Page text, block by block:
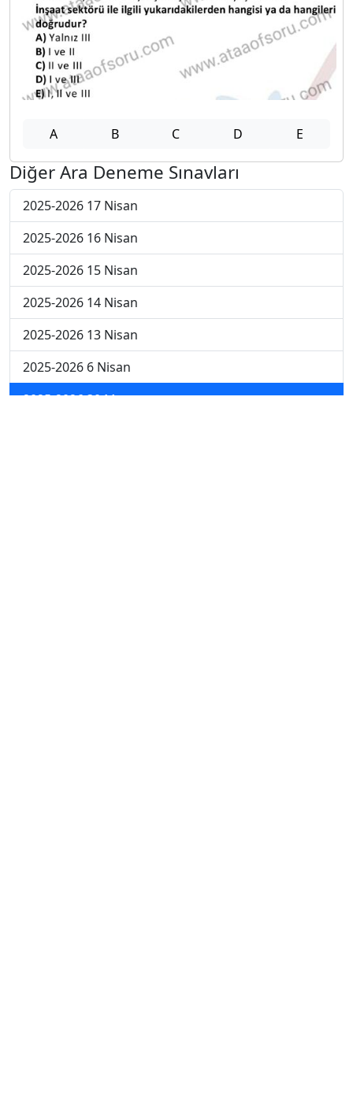
A B C D E
Diğer Ara Deneme Sınavları
2025-2026 17 Nisan
2025-2026 16 Nisan
2025-2026 15 Nisan
2025-2026 14 Nisan
2025-2026 13 Nisan
2025-2026 6 Nisan
2025-2026 30 Mart